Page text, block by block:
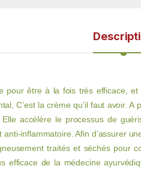
pour être à la fois très efficace,
C’est la crème qu’il faut avoir.
Elle accélère le processus de
inflammatoire. Afin d’assurer
traités et séchés pour
efficace de la médecine